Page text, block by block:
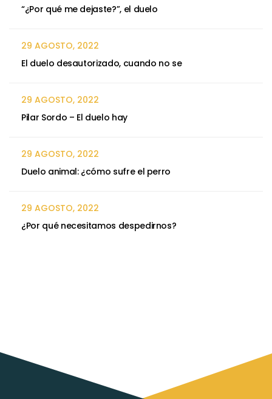
“¿Por qué me dejaste?”, el duelo
29 AGOSTO, 2022
El duelo desautorizado, cuando no se
29 AGOSTO, 2022
Pilar Sordo – El duelo hay
29 AGOSTO, 2022
Duelo animal: ¿cómo sufre el perro
29 AGOSTO, 2022
¿Por qué necesitamos despedirnos?